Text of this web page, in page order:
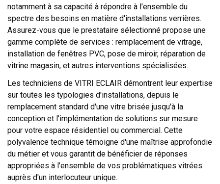
notamment à sa capacité à répondre à l'ensemble du
spectre des besoins en matière d'installations verrières.
Assurez-vous que le prestataire sélectionné propose une
gamme complète de services : remplacement de vitrage,
installation de fenêtres PVC, pose de miroir, réparation de
vitrine magasin, et autres interventions spécialisées.
Les techniciens de VITRI ECLAIR démontrent leur expertise
sur toutes les typologies d'installations, depuis le
remplacement standard d'une vitre brisée jusqu'à la
conception et l'implémentation de solutions sur mesure
pour votre espace résidentiel ou commercial. Cette
polyvalence technique témoigne d'une maîtrise approfondie
du métier et vous garantit de bénéficier de réponses
appropriées à l'ensemble de vos problématiques vitrées
auprès d'un interlocuteur unique.